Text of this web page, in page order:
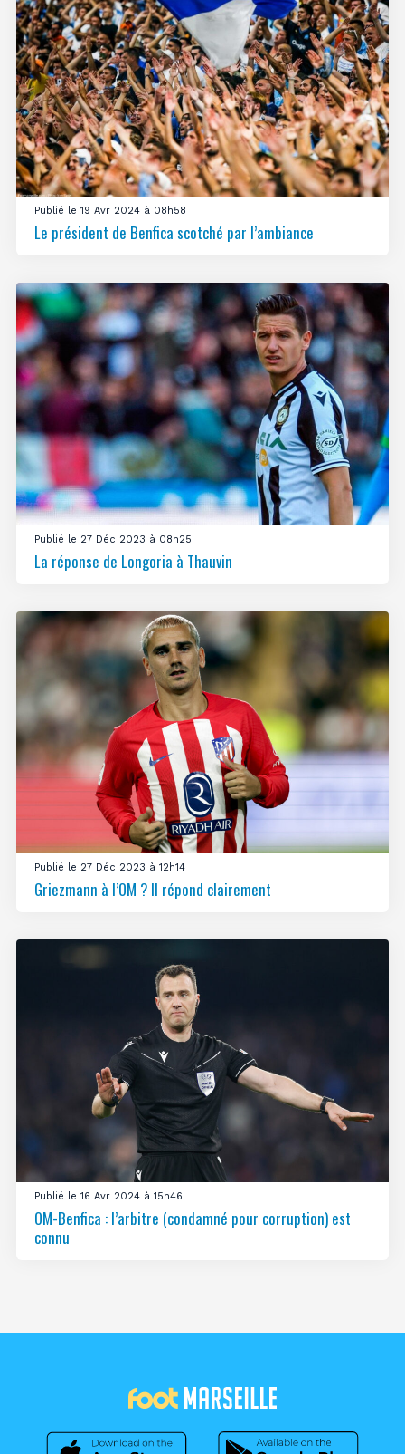
Publié le 19 Avr 2024 à 08h58
Le président de Benfica scotché par l’ambiance
Publié le 27 Déc 2023 à 08h25
La réponse de Longoria à Thauvin
Publié le 27 Déc 2023 à 12h14
Griezmann à l’OM ? Il répond clairement
Publié le 16 Avr 2024 à 15h46
OM-Benfica : l’arbitre (condamné pour corruption) est
connu